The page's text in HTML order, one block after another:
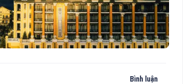
Bình luận